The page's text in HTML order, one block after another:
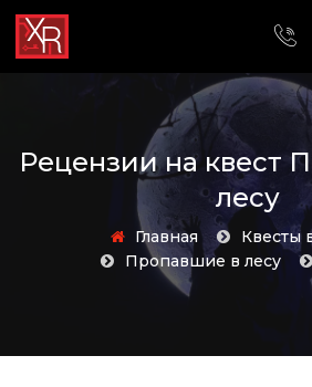
Рецензии на квест
лесу
Главная
Пропавшие в лесу